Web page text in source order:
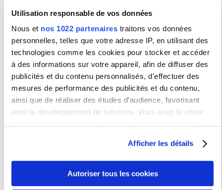
Utilisation responsable de vos données
Nous et nos 1022 partenaires traitons vos données
personnelles, telles que votre adresse IP, en utilisant des
technologies comme les cookies pour stocker et accéder
à des informations sur votre appareil, afin de diffuser des
publicités et du contenu personnalisés, d'effectuer des
mesures de performance des publicités et du contenu,
ainsi que de réaliser des études d’audience, favorisant
ainsi le développement de services. Vous avez le choix
moment en consultant la Déclaration relative aux cookies
ou en cliquant sur l'icône de confidentialité.
Si vous le permettez, nous aimerions également :
Afficher les détails
Autoriser tous les cookies
Vie étudiante
Vie du personnel
Action sociale
Thème de recherche
Structure